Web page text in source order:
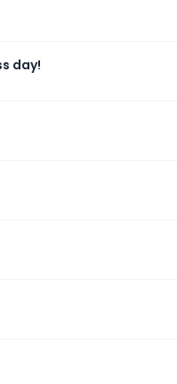
day!